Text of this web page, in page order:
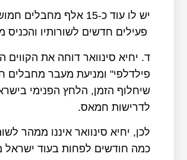
יש לו עוד כ-15 אלף
פעילים חדשים לשורותיו
ד. יחיא סינוואר דוחה את
פילדלפי" ומניעת מעבר מחבלים
שיחלוף הזמן, הלחץ הפנימי
לדרישות חמאס.
לכן, יחיא סינוואר איננו ממהר
כמה חודשים לפחות בעוד ישראל